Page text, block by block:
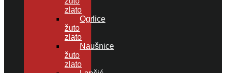
zlato
Ogrlice
žuto
zlato
Naušnice
žuto
zlato